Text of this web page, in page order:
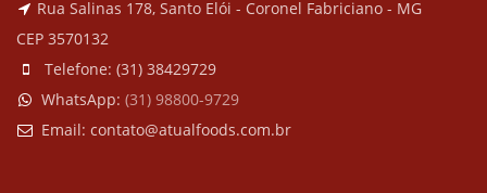
Rua Salinas 178, Santo Elói - Coronel Fabriciano - MG
CEP 3570132
Telefone: (31) 38429729
WhatsApp: (31) 98800-9729
Email: contato@atualfoods.com.br